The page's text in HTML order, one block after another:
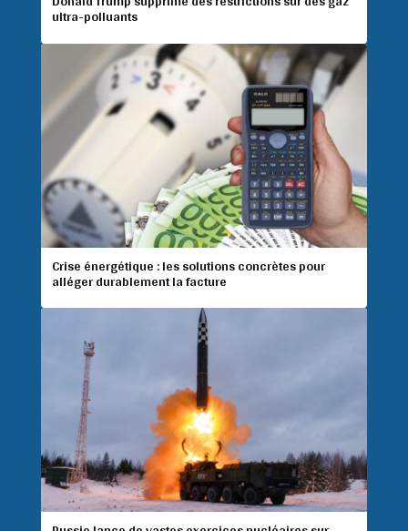
ultra-polluants
Crise énergétique : les solutions concrètes pour
alléger durablement la facture